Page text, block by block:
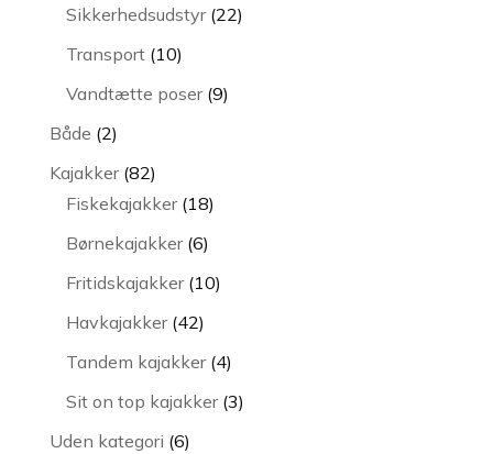
varer
Sikkerhedsudstyr 2222
Transport 1010
varer
Vandtætte poser 99
Både 22
varer
Kajakker 8282
varer
Fiskekajakker 1818
Børnekajakker 66
varer
Fritidskajakker 1010
Havkajakker 4242
varer
Tandem kajakker 44
varer
Sit on top kajakker 33
Uden kategori 66